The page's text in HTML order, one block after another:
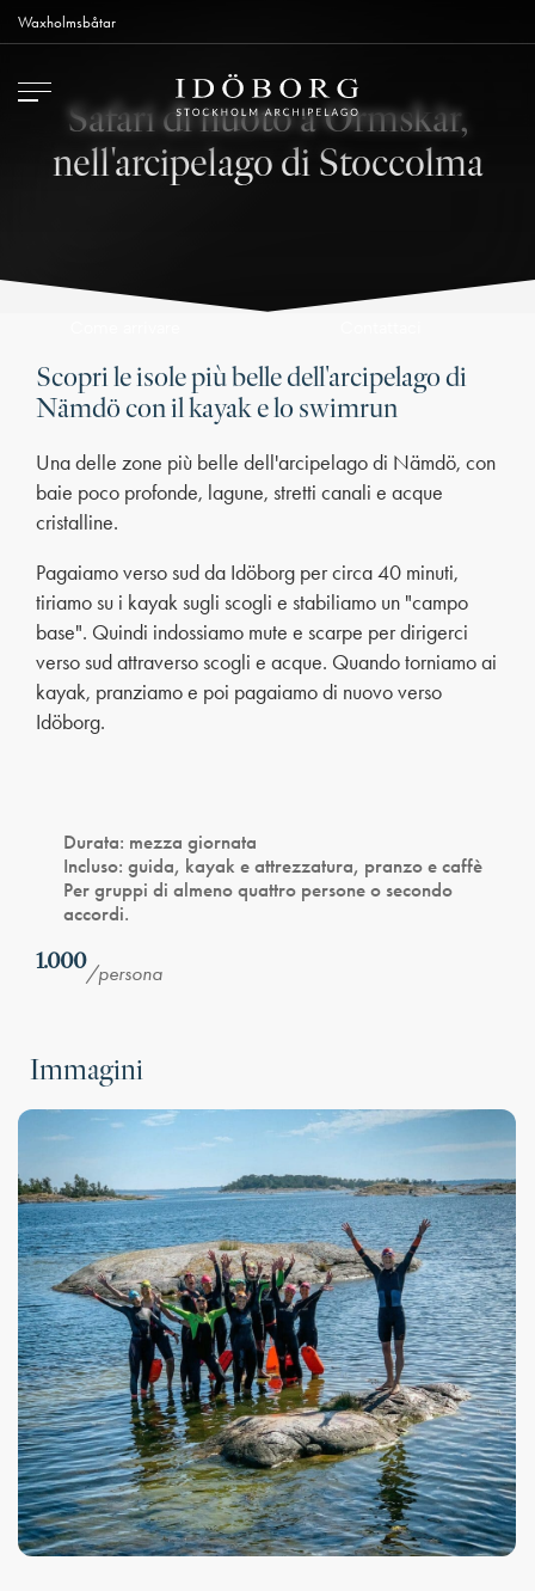
Waxholmsbåtar
Safari di nuoto a Ormskär,
nell'arcipelago di Stoccolma
Scopri le isole più belle dell'arcipelago di
Nämdö con il kayak e lo swimrun
Una delle zone più belle dell'arcipelago di Nämdö, con
baie poco profonde, lagune, stretti canali e acque
cristalline.
Pagaiamo verso sud da Idöborg per circa 40 minuti,
tiriamo su i kayak sugli scogli e stabiliamo un "campo
base". Quindi indossiamo mute e scarpe per dirigerci
verso sud attraverso scogli e acque. Quando torniamo ai
kayak, pranziamo e poi pagaiamo di nuovo verso
Idöborg.
Durata: mezza giornata
Incluso: guida, kayak e attrezzatura, pranzo e caffè
Per gruppi di almeno quattro persone o secondo
accordi.
1.000/persona
Immagini